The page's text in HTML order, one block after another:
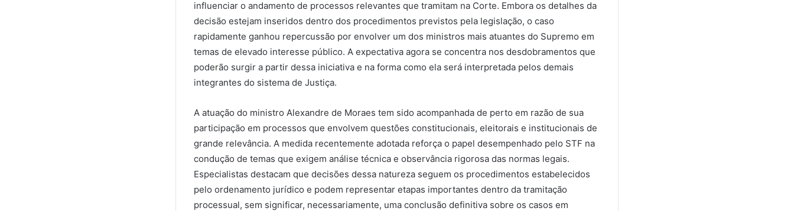
influenciar o andamento de processos relevantes que tramitam na Corte. Embora os detalhes da
decisão estejam inseridos dentro dos procedimentos previstos pela legislação, o caso
rapidamente ganhou repercussão por envolver um dos ministros mais atuantes do Supremo em
temas de elevado interesse público. A expectativa agora se concentra nos desdobramentos que
poderão surgir a partir dessa iniciativa e na forma como ela será interpretada pelos demais
integrantes do sistema de Justiça.
A atuação do ministro Alexandre de Moraes tem sido acompanhada de perto em razão de sua
participação em processos que envolvem questões constitucionais, eleitorais e institucionais de
grande relevância. A medida recentemente adotada reforça o papel desempenhado pelo STF na
condução de temas que exigem análise técnica e observância rigorosa das normas legais.
Especialistas destacam que decisões dessa natureza seguem os procedimentos estabelecidos
pelo ordenamento jurídico e podem representar etapas importantes dentro da tramitação
processual, sem significar, necessariamente, uma conclusão definitiva sobre os casos em